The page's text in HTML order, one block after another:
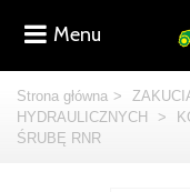
Menu
Strona główna >
HYDRAULICZNYCH
>
ŚRUBĘ RNR